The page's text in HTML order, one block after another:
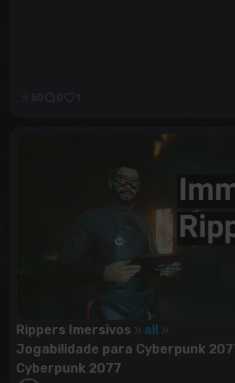
Rippers Imersivos
all
Jogabilidade para Cyberpunk
Cyberpunk 2077